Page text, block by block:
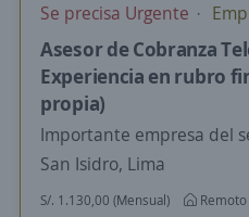
Se precisa Urgente
Asesor de Cobranza
Experiencia en rubro
propia)
Importante empresa del
San Isidro, Lima
S/. 1.130,00 (Mensual)
Remoto